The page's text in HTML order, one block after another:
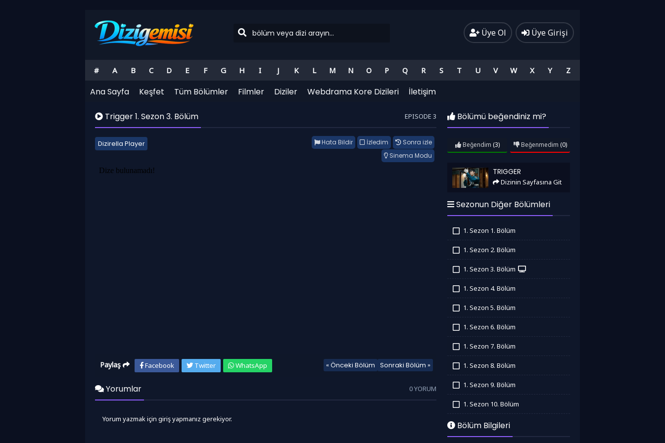
Üye Ol Üye Girişi
# A B C D E F G H I J K L M N O P Q R S T U V W X Y Z
Ana Sayfa Keşfet Tüm Bölümler Filmler Diziler Webdrama Kore Dizileri İletişim
Trigger 1. Sezon 3. Bölüm EPISODE 3
Dizirella Player Sonra izle
İzledim
Hata Bildir
Sinema Modu
Paylaş Facebook Twitter WhatsApp « Önceki Bölüm Sonraki Bölüm »
Bölümü beğendiniz mi?
Beğendim (3) Beğenmedim (0)
Trigger TRIGGER
Dizinin Sayfasına Git
Sezonun Diğer Bölümleri
1. Sezon 1. Bölüm
1. Sezon 2. Bölüm
1. Sezon 3. Bölüm
1. Sezon 4. Bölüm
1. Sezon 5. Bölüm
1. Sezon 6. Bölüm
1. Sezon 7. Bölüm
1. Sezon 8. Bölüm
1. Sezon 9. Bölüm
1. Sezon 10. Bölüm
Bölüm Bilgileri
Yorumlar 0 YORUM
Yorum yazmak için giriş yapmanız gerekiyor.